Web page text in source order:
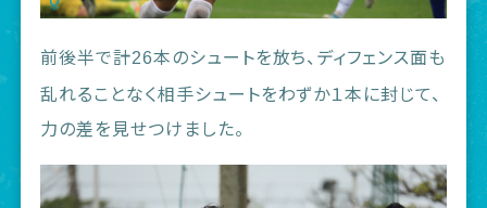
前後半で計26本のシュートを放ち、ディフェンス面も
乱れることなく相手シュートをわずか１本に封じて、
力の差を見せつけました。